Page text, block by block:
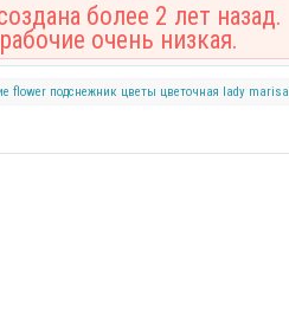
более 2 лет назад.
очень низкая.
flower подснежник цветы цветочная lady marisa